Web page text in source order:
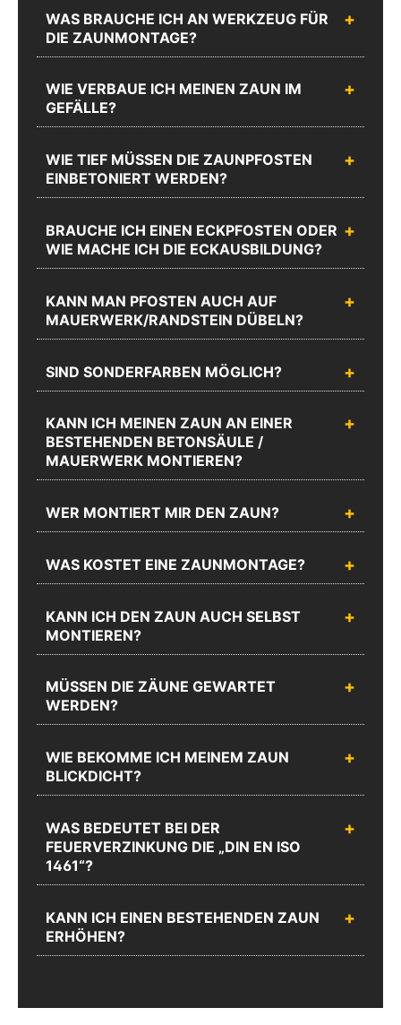
Fr.: 08:00 -
16:00
Zum
Chat
Fr.: 08:00 -
16:00
WAS BRAUCHE ICH AN WERKZEUG FÜR
DIE ZAUNMONTAGE?
WIE VERBAUE ICH MEINEN ZAUN IM
GEFÄLLE?
WIE TIEF MÜSSEN DIE ZAUNPFOSTEN
EINBETONIERT WERDEN?
BRAUCHE ICH EINEN ECKPFOSTEN ODER
WIE MACHE ICH DIE ECKAUSBILDUNG?
KANN MAN PFOSTEN AUCH AUF
MAUERWERK/RANDSTEIN DÜBELN?
SIND SONDERFARBEN MÖGLICH?
KANN ICH MEINEN ZAUN AN EINER
BESTEHENDEN BETONSÄULE /
MAUERWERK MONTIEREN?
WER MONTIERT MIR DEN ZAUN?
WAS KOSTET EINE ZAUNMONTAGE?
KANN ICH DEN ZAUN AUCH SELBST
MONTIEREN?
MÜSSEN DIE ZÄUNE GEWARTET
WERDEN?
WIE BEKOMME ICH MEINEM ZAUN
BLICKDICHT?
WAS BEDEUTET BEI DER
FEUERVERZINKUNG DIE „DIN EN ISO
1461“?
KANN ICH EINEN BESTEHENDEN ZAUN
ERHÖHEN?